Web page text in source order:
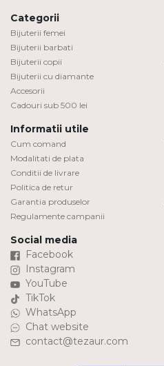
Categorii
Bijuterii femei
Bijuterii barbati
Bijuterii copii
Bijuterii cu diamante
Accesorii
Cadouri sub 500 lei
Informatii utile
Cum comand
Modalitati de plata
Conditii de livrare
Politica de retur
Garantia produselor
Regulamente campanii
Social media
Facebook
Instagram
YouTube
TikTok
WhatsApp
Chat website
contact@tezaur.com